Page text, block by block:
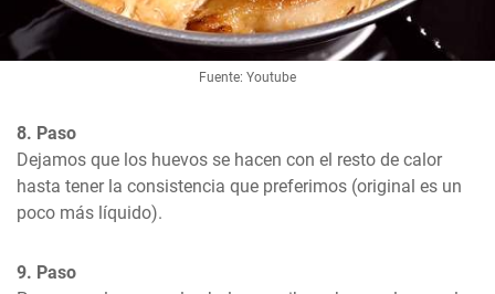
Fuente: Youtube
8. Paso
Dejamos que los huevos se hacen con el resto de calor
hasta tener la consistencia que preferimos (original es un
poco más líquido).
9. Paso